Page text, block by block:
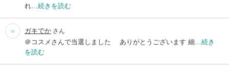
れ… 続きを読む
ガキでか さん
＠コスメさんで当選しました ありがとうございます 細… 続き
を読む